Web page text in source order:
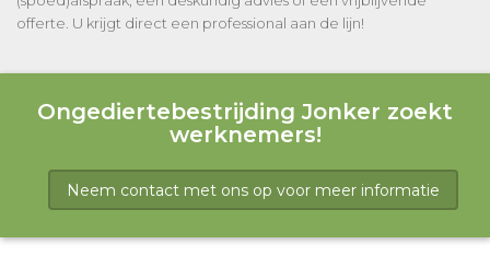
offerte. U krijgt direct een professional aan de lijn!
Ongediertebestrijding Jonker zoekt
werknemers!
Neem contact met ons op voor meer informatie